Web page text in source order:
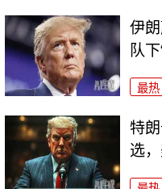
伊
队
最热
特
选